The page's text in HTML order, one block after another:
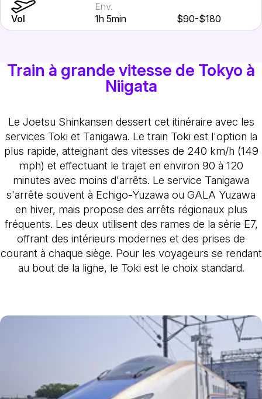
Vol
Env.
1h 5min
$90-$180
Train à grande vitesse de Tokyo à
Niigata
Le Joetsu Shinkansen dessert cet itinéraire avec les
services Toki et Tanigawa. Le train Toki est l'option la
plus rapide, atteignant des vitesses de 240 km/h (149
mph) et effectuant le trajet en environ 90 à 120
minutes avec moins d'arrêts. Le service Tanigawa
s'arrête souvent à Echigo-Yuzawa ou GALA Yuzawa
en hiver, mais propose des arrêts régionaux plus
fréquents. Les deux utilisent des rames de la série E7,
offrant des intérieurs modernes et des prises de
courant à chaque siège. Pour les voyageurs se rendant
au bout de la ligne, le Toki est le choix standard.